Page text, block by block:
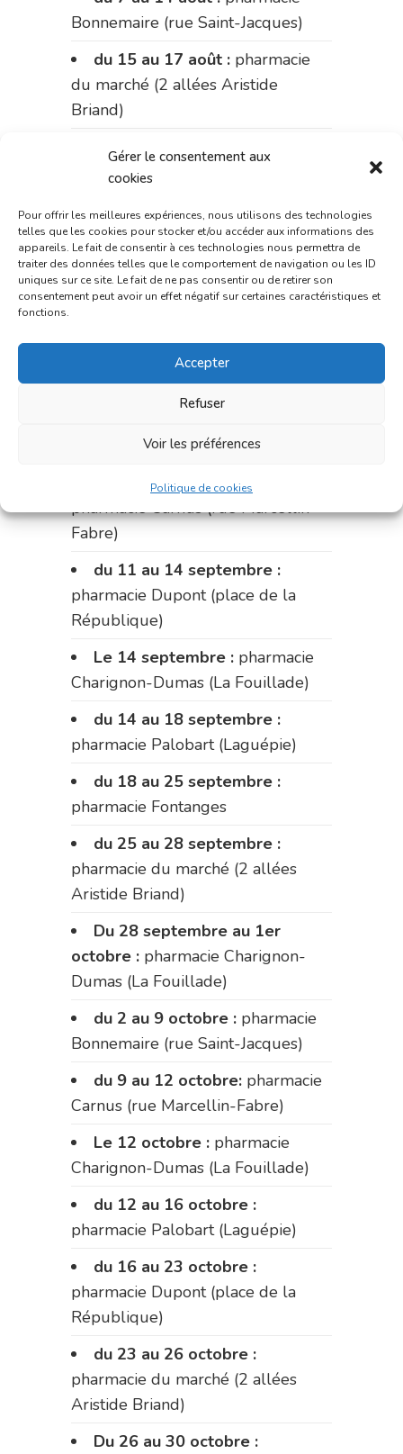
Gérer le consentement aux
cookies
Pour offrir les meilleures expériences, nous utilisons des technologies
telles que les cookies pour stocker et/ou accéder aux informations des
appareils. Le fait de consentir à ces technologies nous permettra de
traiter des données telles que le comportement de navigation ou les ID
uniques sur ce site. Le fait de ne pas consentir ou de retirer son
consentement peut avoir un effet négatif sur certaines caractéristiques et
fonctions.
Accepter
Refuser
Voir les préférences
Politique de cookies
Bonnemaire (rue Saint-Jacques)
du 15 au 17 août : pharmacie
du marché (2 allées Aristide
Briand)
Le 17 août :
pharmacie
Charignon-Dumas (La Fouillade)
du 17 au 21 août :pharmacie
Palobart (Laguépie)
du 21 au 28 août :pharmacie
Dupont (place de la République)
Bonnemaire (rue Saint-Jacques)
Du 31 août au 4 septembre :
Fouillade)
du 4 au 11 septembre :
pharmacie Carnus (rue Marcellin-
Fabre)
du 11 au 14 septembre :
pharmacie Dupont (place de la
République)
Le 14 septembre : pharmacie
Charignon-Dumas (La Fouillade)
du 14 au 18 septembre :
pharmacie Palobart (Laguépie)
du 18 au 25 septembre :
pharmacie Fontanges
du 25 au 28 septembre :
pharmacie du marché (2 allées
Aristide Briand)
Du 28 septembre au 1er
octobre : pharmacie Charignon-
Dumas (La Fouillade)
du 2 au 9 octobre : pharmacie
Bonnemaire (rue Saint-Jacques)
du 9 au 12 octobre: pharmacie
Carnus (rue Marcellin-Fabre)
Le 12 octobre : pharmacie
Charignon-Dumas (La Fouillade)
du 12 au 16 octobre :
pharmacie Palobart (Laguépie)
du 16 au 23 octobre :
pharmacie Dupont (place de la
République)
du 23 au 26 octobre :
pharmacie du marché (2 allées
Aristide Briand)
Du 26 au 30 octobre :